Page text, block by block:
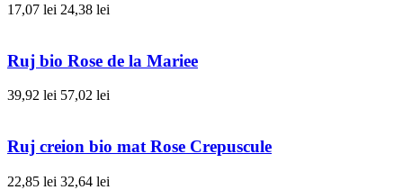
17,07 lei 24,38 lei
Ruj bio Rose de la Mariee
39,92 lei 57,02 lei
Ruj creion bio mat Rose Crepuscule
22,85 lei 32,64 lei